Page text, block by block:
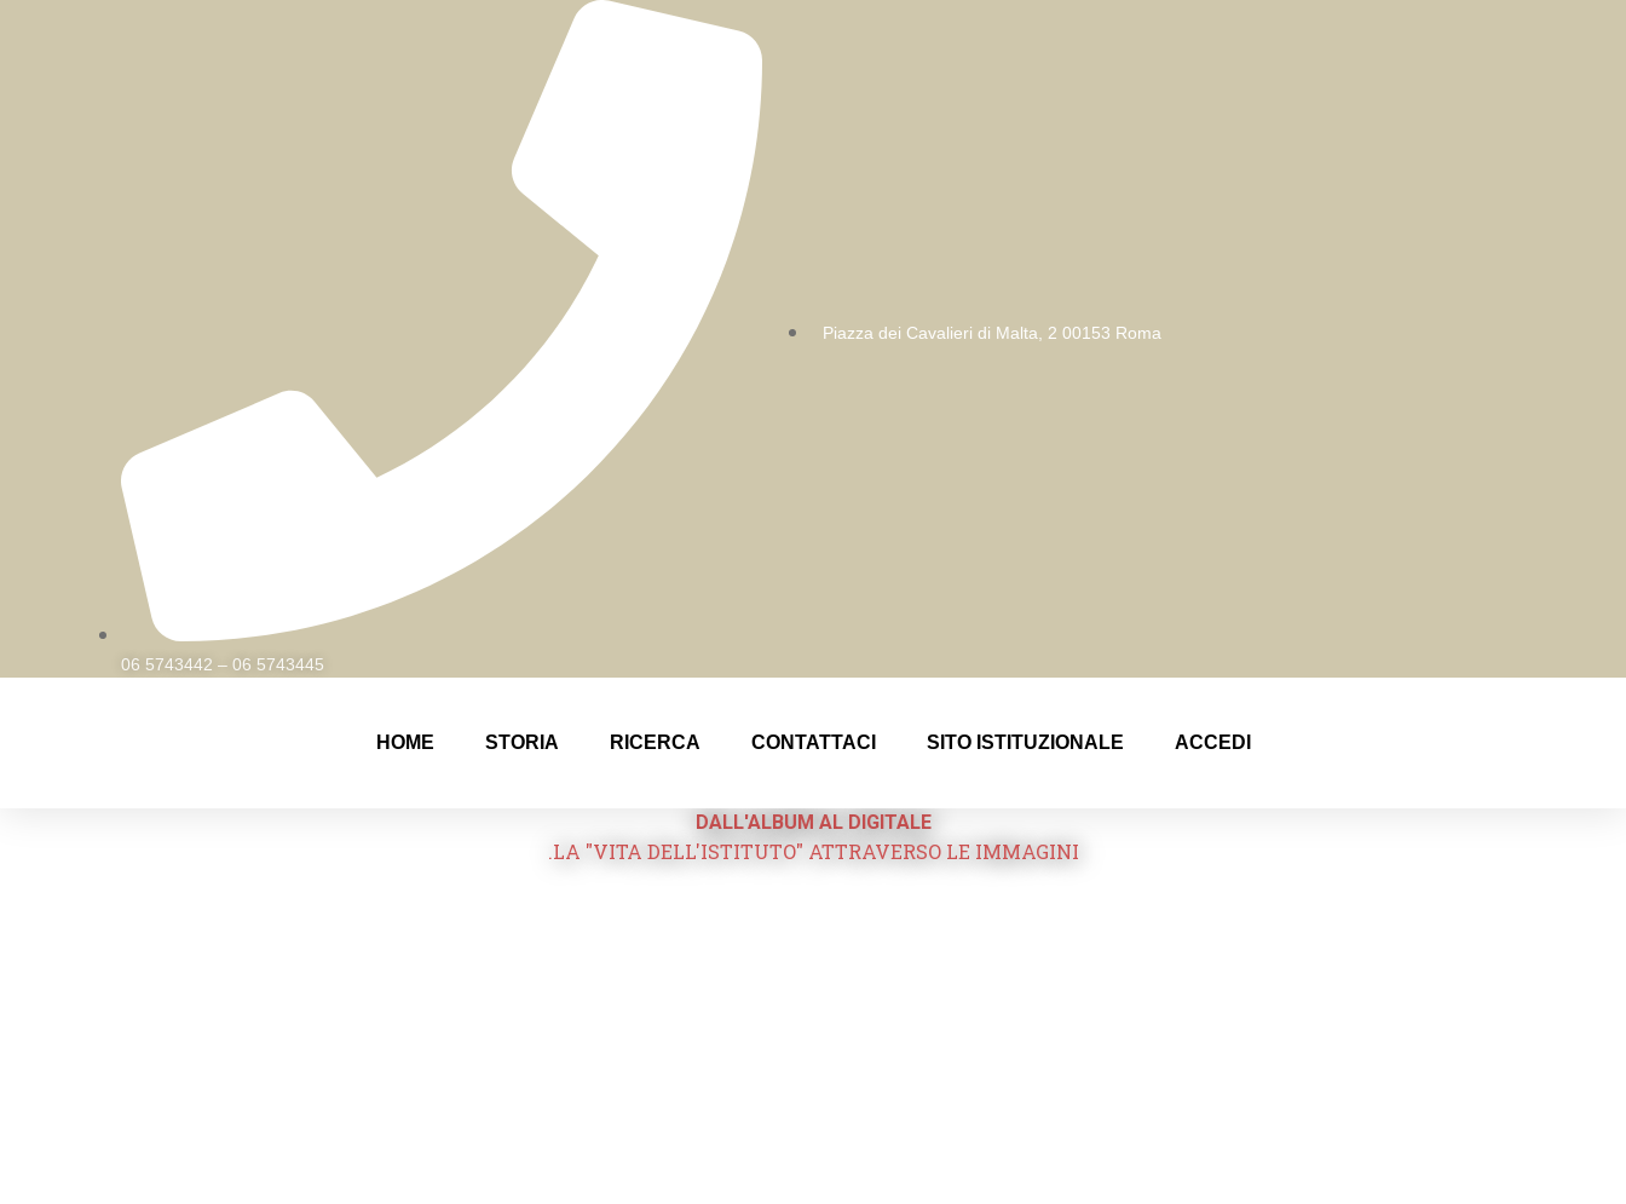
06 5743442 – 06 5743445
Piazza dei Cavalieri di Malta, 2 00153 Roma
HOME STORIA RICERCA CONTATTACI SITO ISTITUZIONALE ACCEDI
DALL'ALBUM AL DIGITALE
.LA "VITA DELL'ISTITUTO" ATTRAVERSO LE IMMAGINI